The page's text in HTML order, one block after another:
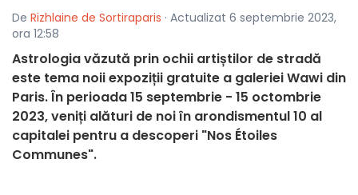
De Rizhlaine de Sortiraparis · Actualizat 6 septembrie 2023,
ora 12:58
Astrologia văzută prin ochii artiștilor de stradă
este tema noii expoziții gratuite a galeriei Wawi din
Paris. În perioada 15 septembrie - 15 octombrie
2023, veniți alături de noi în arondismentul 10 al
capitalei pentru a descoperi "Nos Étoiles
Communes".